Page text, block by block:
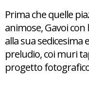
Prima che quelle
animose, Gavoi con
alla sua sedicesima
preludio, coi muri
progetto